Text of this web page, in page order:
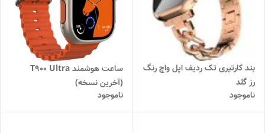
بند کارتیری تک ردیف اپل واچ رنگ
رز گلد
ناموجود
ساعت هوشمند T900 Ultra
(آخرین نسخه)
ناموجود